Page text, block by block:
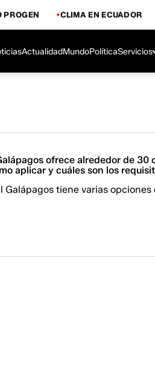
PROGEN CLIMA EN ECUADOR
ActualidadMundoPolíticaServicios
ofrece alrededor de 30
aplicar y cuáles son los
Galápagos tiene varias